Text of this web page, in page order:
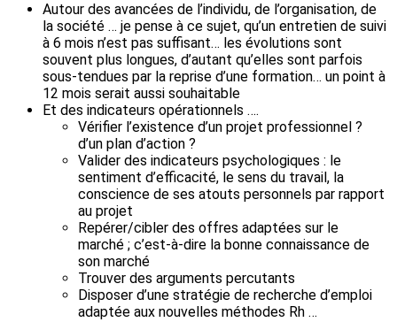
Autour des avancées de l’individu, de l’organisation, de
la société … je pense à ce sujet, qu’un entretien de suivi
à 6 mois n’est pas suffisant… les évolutions sont
souvent plus longues, d’autant qu’elles sont parfois
sous-tendues par la reprise d’une formation… un point à
12 mois serait aussi souhaitable
Et des indicateurs opérationnels ….
Vérifier l’existence d’un projet professionnel ?
d’un plan d’action ?
Valider des indicateurs psychologiques : le
sentiment d’efficacité, le sens du travail, la
conscience de ses atouts personnels par rapport
au projet
Repérer/cibler des offres adaptées sur le
marché ; c’est-à-dire la bonne connaissance de
son marché
Trouver des arguments percutants
Disposer d’une stratégie de recherche d’emploi
adaptée aux nouvelles méthodes Rh …